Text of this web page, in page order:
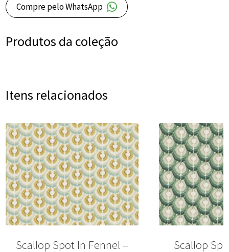
Compre pelo WhatsApp
Produtos da coleção
Itens relacionados
Scallop Spot In Fennel – Scallop